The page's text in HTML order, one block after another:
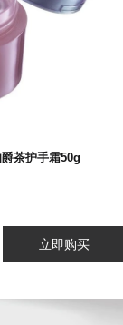
茶护手霜50g
立即购买